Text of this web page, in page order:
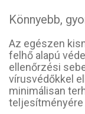
Könnyebb,
Az egészen
felhő alapú
ellenőrzési
vírusvédőkkel
minimálisan
teljesítményére